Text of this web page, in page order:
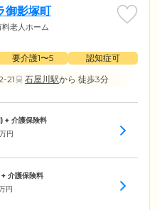
御影塚町
老人ホーム
要介護1〜5
認知症可
21
石屋川駅から 徒歩3分
+ 介護保険料
万円
介護保険料
円